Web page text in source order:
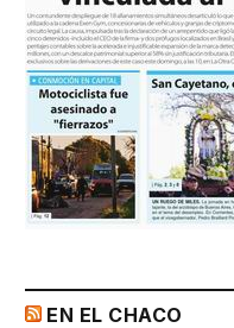
EN EL CHACO